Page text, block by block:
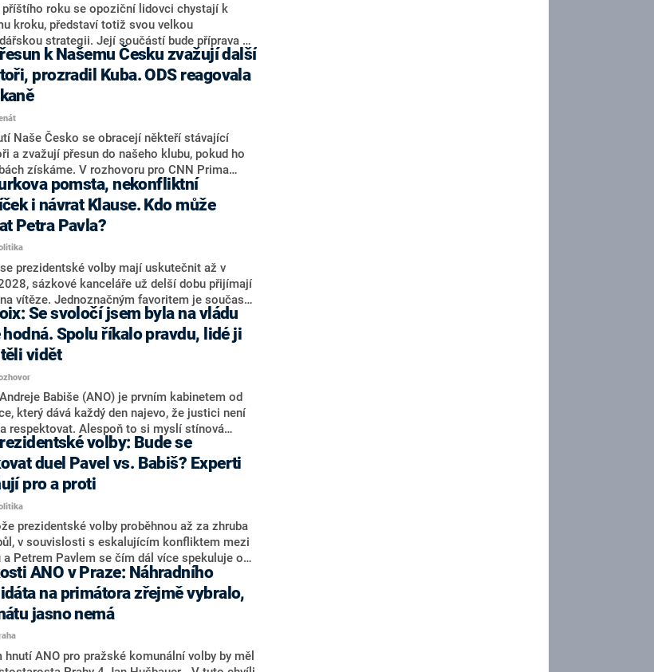
příštího roku se opoziční lidovci chystají k
kroku, představí totiž svou velkou
strategii. Její součástí bude příprava na
populace, řekl ve středu na setkání s novináři
lidovců Jan Grolich. Ten zároveň v
volbách kandiduje ve Vyškově. Popsal i
opozice, o níž vládní strany nebo političtí
mluví jako o slabé a v defenzivě. „Je to
práce upozorňovat na chyby vlády. Ministři s
nechodí do debat. Chceme ale ukazovat
odpověděl Grolich na dotaz CNN Prima
prozradil Kuba. ODS reagovala
Naše Česko se obracejí někteří stávající
a zvažují přesun do našeho klubu, pokud ho
získáme. V rozhovoru pro CNN Prima
to řekl zakladatel hnutí a jihočeský hejtman
Konkrétní nebyl, ale získat by takto mohl
senátora Zdeňka Hrabu, který je dnes
klubu ODS a TOP 09. Hraba to na dotaz
nevyloučil. Předseda klubu senátorů ODS
Nytra redakci řekl, že počítá s odchodem
senátorů z klubu a že Naše Česko není
ale soupeř.
i návrat Klause. Kdo může
Petra Pavla?
prezidentské volby mají uskutečnit až v
sázkové kanceláře už delší dobu přijímají
vítěze. Jednoznačným favoritem je současná
Petr Pavel. Daleko za ním pak bookmakeři
dva výrazné politiky ANO, tedy premiéra
Babiše a ministra průmyslu Karla Havlíčka.
tipem samotných sázkařů je poslanec za
Filip Turek. Politolog Jan Kubáček nicméně
kandidatuře kohokoliv ze zmíněné trojice
pochybuje. Podle něj současná koalice dosud
která by Pavlovi mohla konkurovat.
Se svoločí jsem byla na vládu
hodná. Spolu říkalo pravdu, lidé ji
vidět
Babiše (ANO) je prvním kabinetem od
který dává každý den najevo, že justici není
respektovat. Alespoň to si myslí stínová
spravedlnosti ODS Eva Decroix. V
pro CNN Prima NEWS si nebrala servítky
politického výkonu svého nástupce Jeronýma
ANO) či vládní zmocněnkyně pro lidská
Malé (ANO). Označením „svoloč“ na
vlády prý byla ještě hodná. Decroix se také
volební porážce koalice Spolu či promluvila o
Česko Martina Kuby.
duel Pavel vs. Babiš? Experti
pro a proti
prezidentské volby proběhnou až za zhruba
v souvislosti s eskalujícím konfliktem mezi
a Petrem Pavlem se čím dál více spekuluje o
by do bitvy o Hrad mohla vyslat současná
Někteří političtí komentátoři znovu vytahují
premiéra Andreje Babiše (ANO). Jak moc je
že se v prezidentských volbách 2028
opakovat souboj z roku 2023?
ANO v Praze: Náhradního
na primátora zřejmě vybralo,
jasno nemá
hnutí ANO pro pražské komunální volby by měl